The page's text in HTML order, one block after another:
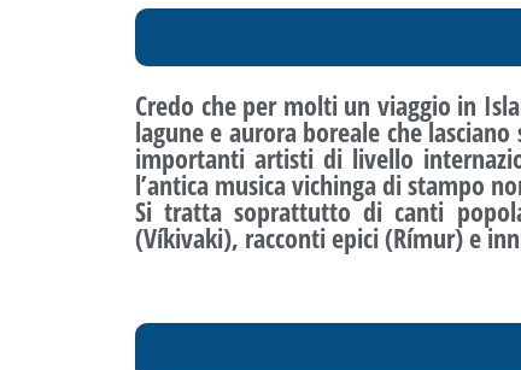
Credo che per molti un viaggio in
lagune e aurora boreale che
importanti artisti di livello
l’antica musica vichingadi stampo
Si tratta soprattutto di canti
(Víkivaki), racconti epici (Rímur) e